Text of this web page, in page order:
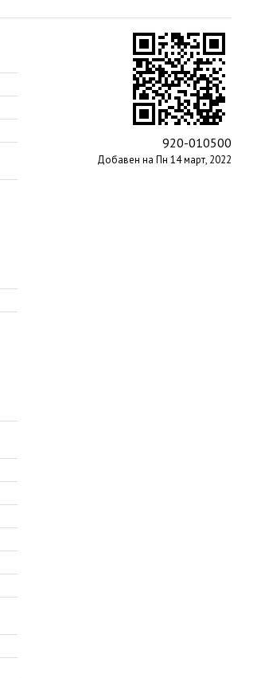
920-010500
Добавен на Пн 14 март, 2022